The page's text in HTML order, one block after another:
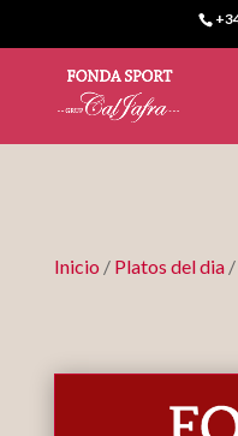
Inicio / Platos del dia/